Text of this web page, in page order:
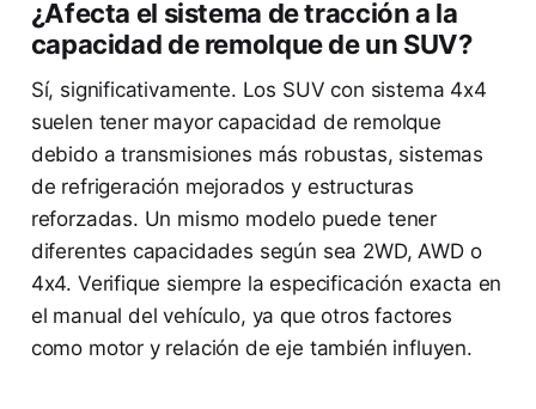
¿Afecta el sistema de tracción a la
capacidad de remolque de un SUV?
Sí, significativamente. Los SUV con sistema 4x4
suelen tener mayor capacidad de remolque
debido a transmisiones más robustas, sistemas
de refrigeración mejorados y estructuras
reforzadas. Un mismo modelo puede tener
diferentes capacidades según sea 2WD, AWD o
4x4. Verifique siempre la especificación exacta en
el manual del vehículo, ya que otros factores
como motor y relación de eje también influyen.